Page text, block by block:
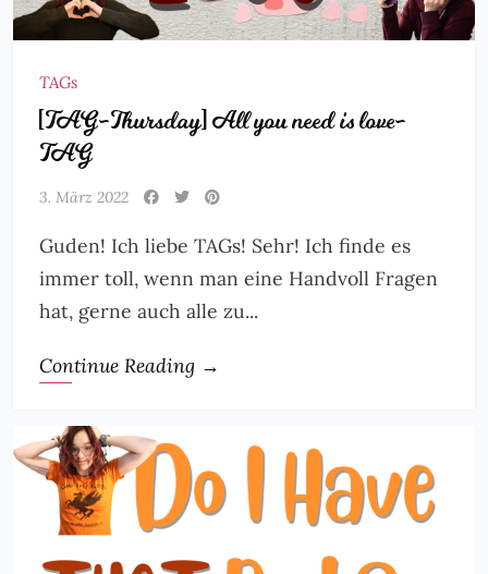
TAGs
[TAG-Thursday] All you need is love-
TAG
3. März 2022
Guden! Ich liebe TAGs! Sehr! Ich finde es
immer toll, wenn man eine Handvoll Fragen
hat, gerne auch alle zu...
Continue Reading →